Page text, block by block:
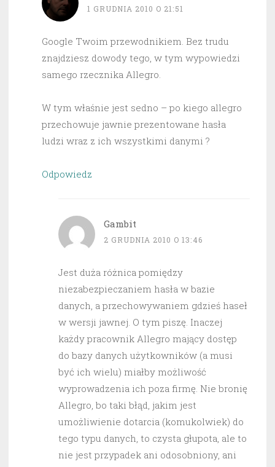
1 GRUDNIA 2010 O 21:51
Google Twoim przewodnikiem. Bez trudu
znajdziesz dowody tego, w tym wypowiedzi
samego rzecznika Allegro.
W tym właśnie jest sedno – po kiego allegro
przechowuje jawnie prezentowane hasła
ludzi wraz z ich wszystkimi danymi ?
Odpowiedz
Gambit
2 GRUDNIA 2010 O 13:46
Jest duża różnica pomiędzy
niezabezpieczaniem hasła w bazie
danych, a przechowywaniem gdzieś haseł
w wersji jawnej. O tym piszę. Inaczej
każdy pracownik Allegro mający dostęp
do bazy danych użytkowników (a musi
być ich wielu) miałby możliwość
wyprowadzenia ich poza firmę. Nie bronię
Allegro, bo taki błąd, jakim jest
umożliwienie dotarcia (komukolwiek) do
tego typu danych, to czysta głupota, ale to
nie jest przypadek ani odosobniony, ani